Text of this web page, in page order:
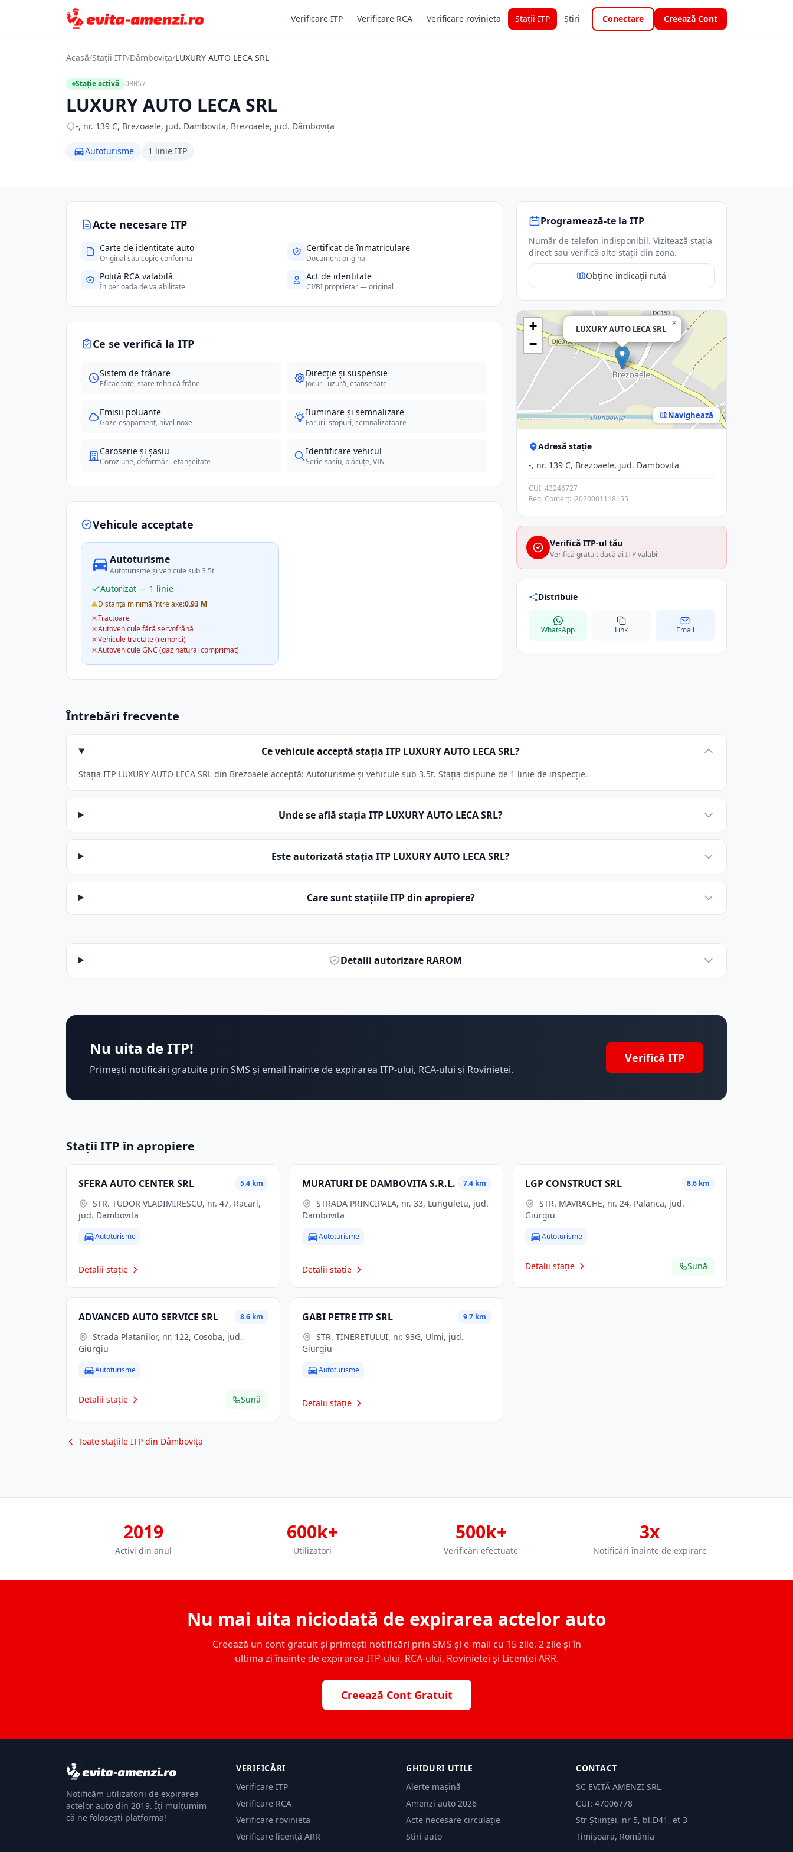
Verificare ITP Verificare RCA Verificare rovinieta Stații ITP Știri Conectare Creează Cont
Acasă/Stații ITP/Dâmbovița/LUXURY AUTO LECA SRL
Stație activă DB057
LUXURY AUTO LECA SRL
-, nr. 139 C, Brezoaele, jud. Dambovita, Brezoaele, jud. Dâmbovița
Autoturisme 1 linie ITP
Acte necesare ITP
Carte de identitate auto
Original sau copie conformă
Certificat de înmatriculare
Document original
Poliță RCA valabilă
În perioada de valabilitate
Act de identitate
CI/BI proprietar — original
Ce se verifică la ITP
Sistem de frânare
Eficacitate, stare tehnică frâne
Direcție și suspensie
Jocuri, uzură, etanșeitate
Emisii poluante
Gaze eșapament, nivel noxe
Iluminare și semnalizare
Faruri, stopuri, semnalizatoare
Caroserie și șasiu
Coroziune, deformări, etanșeitate
Identificare vehicul
Serie șasiu, plăcuțe, VIN
Vehicule acceptate
Autoturisme
Autoturisme și vehicule sub 3.5t
Autorizat — 1 linie
Distanța minimă între axe:0.93 M
Tractoare
Autovehicule fără servofrână
Vehicule tractate (remorci)
Autovehicule GNC (gaz natural comprimat)
Programează-te la ITP
Număr de telefon indisponibil. Vizitează stația
direct sau verifică alte stații din zonă.
Obține indicații rută
LUXURY AUTO LECA SRL
×
+
−
Navighează
Adresă stație
-, nr. 139 C, Brezoaele, jud. Dambovita
CUI: 43246727
Reg. Comerț: J2020001118155
Verifică ITP-ul tău
Verifică gratuit dacă ai ITP valabil
Distribuie
WhatsApp Link Email
Întrebări frecvente
Ce vehicule acceptă stația ITP LUXURY AUTO LECA SRL?
Stația ITP LUXURY AUTO LECA SRL din Brezoaele acceptă: Autoturisme și vehicule sub 3.5t. Stația dispune de 1 linie de inspecție.
Unde se află stația ITP LUXURY AUTO LECA SRL?
Este autorizată stația ITP LUXURY AUTO LECA SRL?
Care sunt stațiile ITP din apropiere?
Detalii autorizare RAROM
Nu uita de ITP!
Primești notificări gratuite prin SMS și email înainte de expirarea ITP-ului, RCA-ului și Rovinietei.
Verifică ITP
Stații ITP în apropiere
SFERA AUTO CENTER SRL 5.4 km
jud. Dambovita
Autoturisme
Detalii stație
MURATURI DE DAMBOVITA S.R.L. 7.4 km
Dambovita
Autoturisme
Detalii stație
LGP CONSTRUCT SRL 8.6 km
STR. MAVRACHE, nr. 24, Palanca, jud.
Giurgiu
Autoturisme
Detalii stație Sună
ADVANCED AUTO SERVICE SRL 8.6 km
Giurgiu
Autoturisme
Detalii stație Sună
GABI PETRE ITP SRL 9.7 km
Giurgiu
Autoturisme
Detalii stație
Toate stațiile ITP din Dâmbovița
2019
Activi din anul
600k+
Utilizatori
500k+
Verificări efectuate
3x
Notificări înainte de expirare
Nu mai uita niciodată de expirarea actelor auto
Creează un cont gratuit și primești notificări prin SMS și e-mail cu 15 zile, 2 zile și în
ultima zi înainte de expirarea ITP-ului, RCA-ului, Rovinietei și Licenței ARR.
Creează Cont Gratuit
Notificăm utilizatorii de expirarea
actelor auto din 2019. Îți mulțumim
că ne folosești platforma!
VERIFICĂRI
Verificare ITP
Verificare RCA
Verificare rovinieta
Verificare licență ARR
GHIDURI UTILE
Alerte mașină
Amenzi auto 2026
Acte necesare circulație
Știri auto
CONTACT
SC EVITĂ AMENZI SRL
CUI: 47006778
Str Științei, nr 5, bl.D41, et 3
Timișoara, România